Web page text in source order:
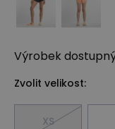
Výrobek
Zvolit velikost:
XS